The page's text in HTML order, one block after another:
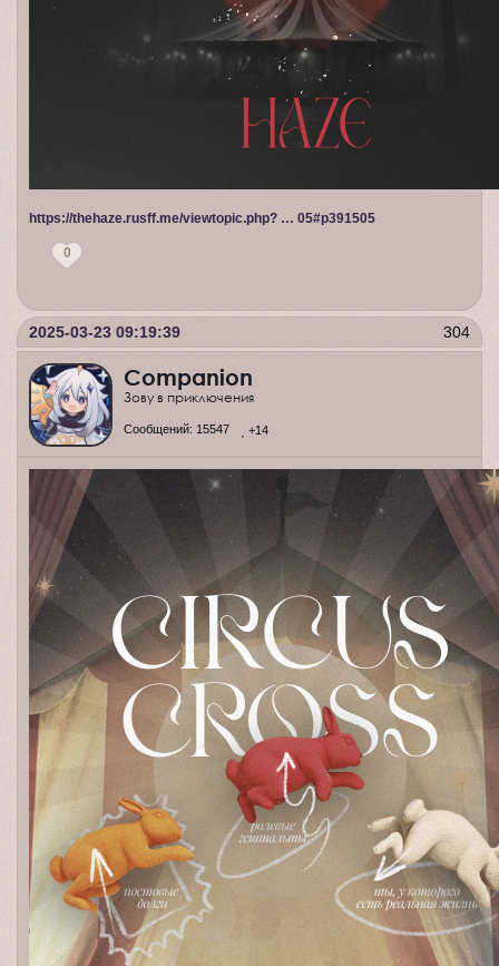
https://thehaze.rusff.me/viewtopic.php? … 05#p391505
0
304
2025-03-23 09:19:39
Companion
Зову в приключения
Сообщений: 15547 +14